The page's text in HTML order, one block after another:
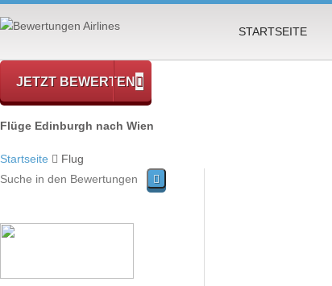
STARTSEITE
JETZT BEWERTEN
Flüge Edinburgh nach Wien
Startseite Flug